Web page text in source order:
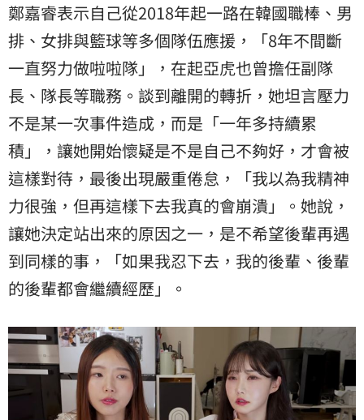
鄭嘉睿表示自己從2018年起一路在韓國職棒、男
排、女排與籃球等多個隊伍應援，「8年不間斷
一直努力做啦啦隊」，在起亞虎也曾擔任副隊
長、隊長等職務。談到離開的轉折，她坦言壓力
不是某一次事件造成，而是「一年多持續累
積」，讓她開始懷疑是不是自己不夠好，才會被
這樣對待，最後出現嚴重倦怠，「我以為我精神
力很強，但再這樣下去我真的會崩潰」。她說，
讓她決定站出來的原因之一，是不希望後輩再遇
到同樣的事，「如果我忍下去，我的後輩、後輩
的後輩都會繼續經歷」。